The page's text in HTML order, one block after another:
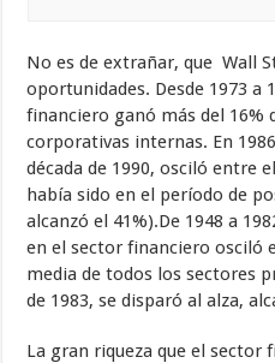
No es de extrañar, que Wall
oportunidades. Desde 1973 a
financiero ganó más del 16%
corporativas internas. En
década de 1990, osciló entre
había sido en el período de
alcanzó el 41%).De 1948 a
en el sector financiero osciló
media de todos los sectores
de 1983, se disparó al alza,
La gran riqueza que el sector